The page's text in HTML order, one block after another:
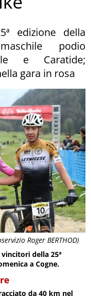
Roger BERTHOD)
edizione della
podio
e Caratide;
gara in rosa
della 25ª
a Cogne.
da 40 km nel